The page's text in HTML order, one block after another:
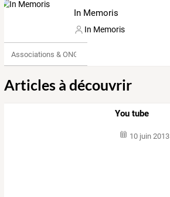
In Memoris
In Memoris
Associations & ONG
Articles à découvrir
You tube
10 juin 2013